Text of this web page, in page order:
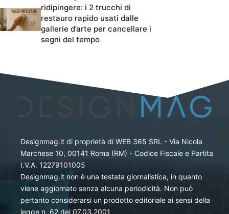
ridipingere: i 2 trucchi di
restauro rapido usati dalle
gallerie d’arte per cancellare i
segni del tempo
Designmag.it di proprietà di WEB 365 SRL - Via Nicola
Marchese 10, 00141 Roma (RM) - Codice Fiscale e Partita
I.V.A. 12279101005
Designmag.it non è una testata giornalistica, in quanto
viene aggiornato senza alcuna periodicità. Non può
pertanto considerarsi un prodotto editoriale ai sensi della
legge n. 62 del 07.03.2001